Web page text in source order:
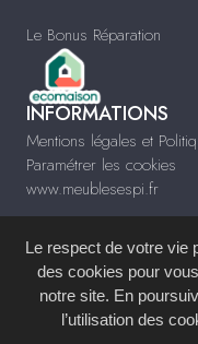
Le Bonus Réparation
INFORMATIONS
Mentions légales et
Paramétrer les cookies
www.meublesespi.fr
Site réalisé avec leSystème
développé en
Le respect de votre vie
des cookies pour
notre site. En
l’utilisation des